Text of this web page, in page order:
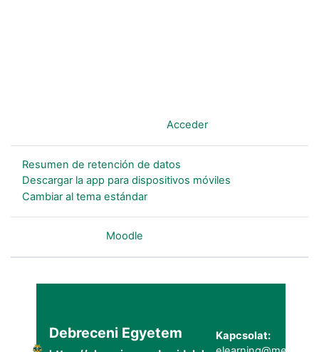
Acceder)
Resumen de retención de datos
Descargar la app para dispositivos móviles
Cambiar al tema estándar
Moodle
Debreceni Egyetem
Kapcsolat: